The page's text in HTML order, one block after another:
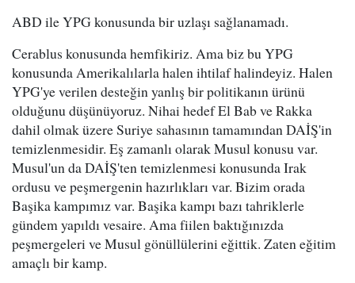
ABD ile YPG konusunda bir uzlaşı sağlanamadı.
Cerablus konusunda hemfikiriz. Ama biz bu YPG
konusunda Amerikalılarla halen ihtilaf halindeyiz. Halen
YPG'ye verilen desteğin yanlış bir politikanın ürünü
olduğunu düşünüyoruz. Nihai hedef El Bab ve Rakka
dahil olmak üzere Suriye sahasının tamamından DAİŞ'in
temizlenmesidir. Eş zamanlı olarak Musul konusu var.
Musul'un da DAİŞ'ten temizlenmesi konusunda Irak
ordusu ve peşmergenin hazırlıkları var. Bizim orada
Başika kampımız var. Başika kampı bazı tahriklerle
gündem yapıldı vesaire. Ama fiilen baktığınızda
peşmergeleri ve Musul gönüllülerini eğittik. Zaten eğitim
amaçlı bir kamp.